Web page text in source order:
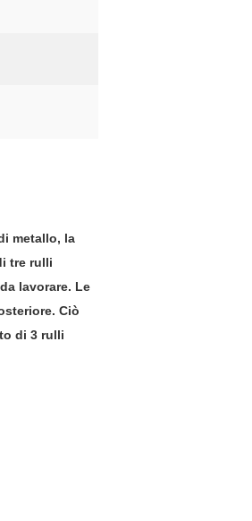
metallo, la
tre rulli
lavorare. Le
Ciò
di 3 rulli